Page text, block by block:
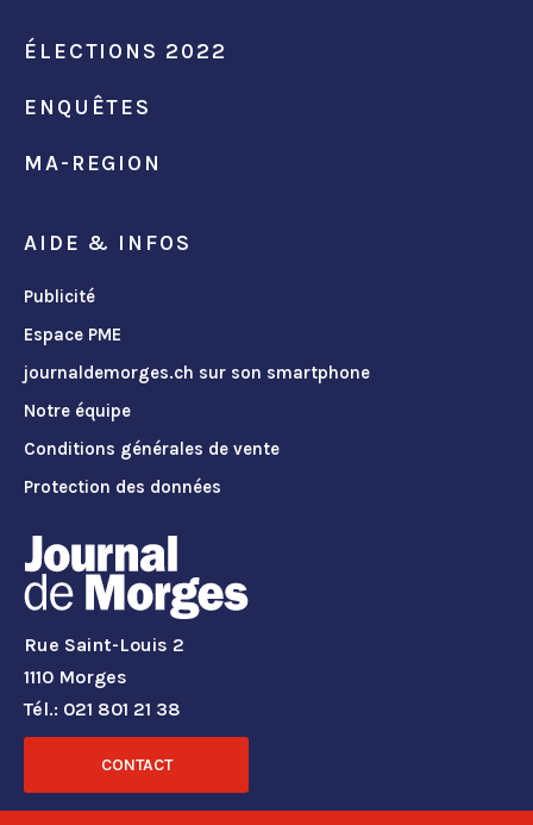
ÉLECTIONS 2022
ENQUÊTES
MA-REGION
AIDE & INFOS
Publicité
Espace PME
journaldemorges.ch sur son smartphone
Notre équipe
Conditions générales de vente
Protection des données
Rue Saint-Louis 2
1110 Morges
Tél.: 021 801 21 38
CONTACT